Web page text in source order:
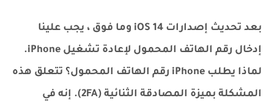
بعد تحديث إصدارات iOS 14 وما فوق ، يجب علينا
إدخال رقم الهاتف المحمول لإعادة تشغيل iPhone.
لماذا يطلب iPhone رقم الهاتف المحمول؟ تتعلق هذه
المشكلة بميزة المصادقة الثنائية (2FA). إنه في